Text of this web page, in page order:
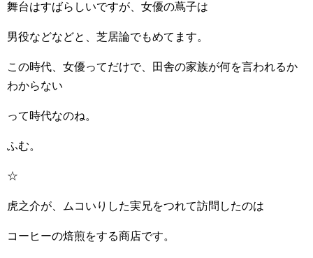
舞台はすばらしいですが、女優の蔦子は
男役などなどと、芝居論でもめてます。
この時代、女優ってだけで、田舎の家族が何を言われるか
わからない
って時代なのね。
ふむ。
☆
虎之介が、ムコいりした実兄をつれて訪問したのは
コーヒーの焙煎をする商店です。